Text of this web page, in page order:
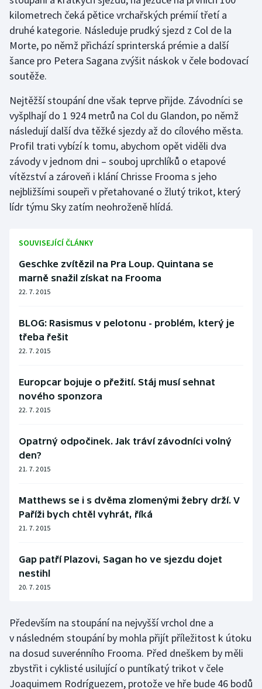
Judo
Krasobruslení
Lezení
Lyže a snowboard
Moderní pětiboj
Motorsport
Olympijské hry
Parasport
Plavání
Plážový volejbal
Ragby
Rychlobruslení
Rychlostní kanoistika
Short track
Sportovní střelba
Stolní tenis
Vodní slalom
Ostatní
kilometrech čeká pětice vrchařských prémií třetí a
druhé kategorie. Následuje prudký sjezd z Col de la
Morte, po němž přichází sprinterská prémie a další
šance pro Petera Sagana zvýšit náskok v čele bodovací
soutěže.
Nejtěžší stoupání dne však teprve přijde. Závodníci se
vyšplhají do 1 924 metrů na Col du Glandon, po němž
následují další dva těžké sjezdy až do cílového města.
Profil trati vybízí k tomu, abychom opět viděli dva
závody v jednom dni – souboj uprchlíků o etapové
vítězství a zároveň i klání Chrisse Frooma s jeho
nejbližšími soupeři v přetahované o žlutý trikot, který
lídr týmu Sky zatím neohroženě hlídá.
SOUVISEJÍCÍ ČLÁNKY
Geschke zvítězil na Pra Loup. Quintana se
marně snažil získat na Frooma
22. 7. 2015
BLOG: Rasismus v pelotonu - problém, který je
třeba řešit
22. 7. 2015
Europcar bojuje o přežití. Stáj musí sehnat
nového sponzora
22. 7. 2015
Opatrný odpočinek. Jak tráví závodníci volný
den?
21. 7. 2015
Matthews se i s dvěma zlomenými žebry drží. V
Paříži bych chtěl vyhrát, říká
21. 7. 2015
Gap patří Plazovi, Sagan ho ve sjezdu dojet
nestihl
20. 7. 2015
Především na stoupání na nejvyšší vrchol dne a
v následném stoupání by mohla přijít příležitost k útoku
na dosud suverénního Frooma. Před dneškem by měli
zbystřit i cyklisté usilující o puntíkatý trikot v čele
Joaquimem Rodríguezem, protože ve hře bude 46 bodů